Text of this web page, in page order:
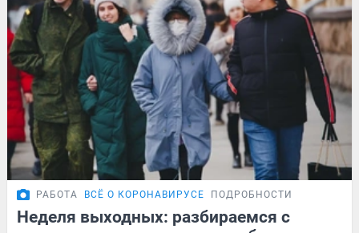
РАБОТА ВСЁ О КОРОНАВИРУСЕ ПОДРОБНОСТИ
Неделя выходных: разбираемся с